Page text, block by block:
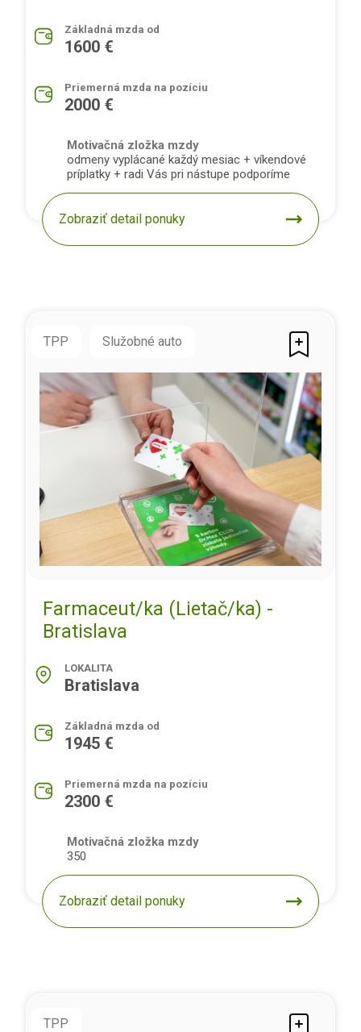
Základná mzda od
1600 €
Priemerná mzda na pozíciu
2000 €
Motivačná zložka mzdy
odmeny vyplácané každý mesiac + víkendové
príplatky + radi Vás pri nástupe podporíme
Zobraziť detail ponuky
TPP Služobné auto
Farmaceut/ka (Lietač/ka) -
Bratislava
LOKALITA
Bratislava
Základná mzda od
1945 €
Priemerná mzda na pozíciu
2300 €
Motivačná zložka mzdy
350
Zobraziť detail ponuky
TPP